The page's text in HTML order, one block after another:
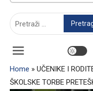
Home » UČENIKE I
ŠKOLSKE TORBE